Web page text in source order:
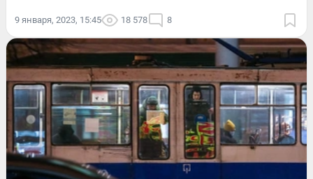
9 января, 2023, 15:45 18 578 8